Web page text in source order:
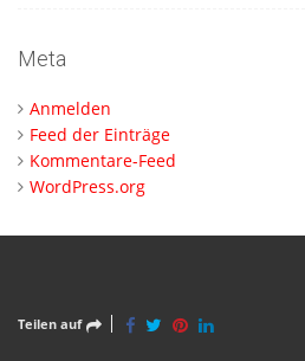
Meta
Anmelden
Feed der Einträge
Kommentare-Feed
WordPress.org
Teilen auf